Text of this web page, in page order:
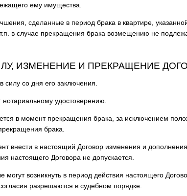
ему имущества.
сделанные в период брака в квартире, указанной
в случае прекращения брака возмещению не
ИЗМЕНЕНИЕ И ПРЕКРАЩЕНИЕ
силу со дня его заключения.
удостоверению.
в момент прекращения брака, за исключением
брака.
внести в настоящий Договор изменения и дополнения.
настоящего Договора не допускается.
возникнуть в период действия настоящего
разрешаются в судебном порядке.